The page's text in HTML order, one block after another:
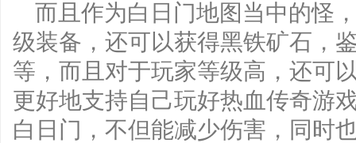
而且作为白日门地图当中的怪
级装备，还可以获得黑铁矿石，
等，而且对于玩家等级高，还可
更好地支持自己玩好热血传奇游
白日门，不但能减少伤害，同时